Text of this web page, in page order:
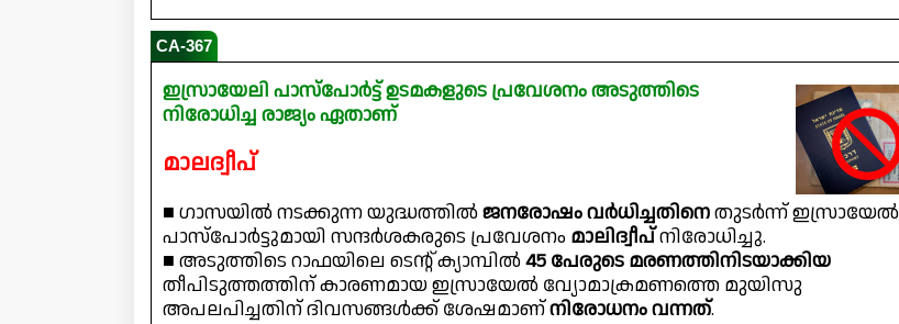
CA-367
ഇസ്രായേലി പാസ്പോർട്ട് ഉടമകളുടെ പ്രവേശനം അടുത്തിടെ
നിരോധിച്ച രാജ്യം ഏതാണ്
മാലദ്വീപ്
■ ഗാസയിൽ നടക്കുന്ന യുദ്ധത്തിൽ ജനരോഷം വർധിച്ചതിനെതുടർന്ന് ഇസ്രായേൽ
പാസ്‌പോർട്ടുമായി സന്ദർശകരുടെ പ്രവേശനം മാലിദ്വീപ്നിരോധിച്ചു.
■ അടുത്തിടെ റാഫയിലെ ടെൻ്റ് ക്യാമ്പിൽ 45 പേരുടെ മരണത്തിനിടയാക്കിയ
തീപിടുത്തത്തിന് കാരണമായ ഇസ്രായേൽ വ്യോമാക്രമണത്തെ മുയിസു
അപലപിച്ചതിന് ദിവസങ്ങൾക്ക് ശേഷമാണ്നിരോധനം വന്നത്.